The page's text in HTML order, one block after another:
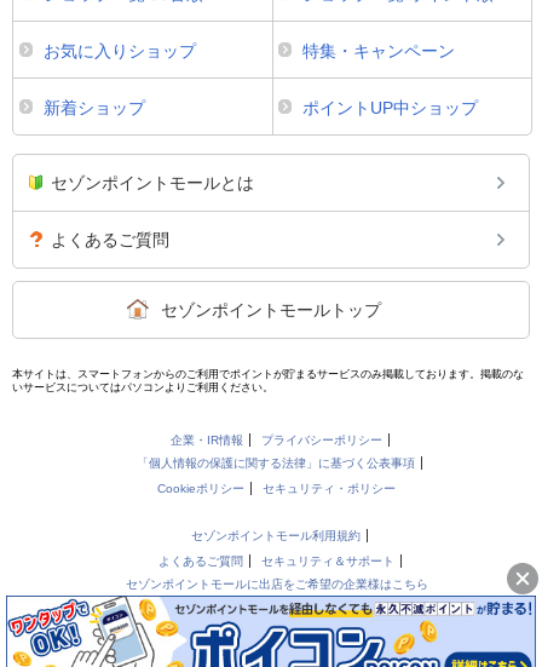
お気に入りショップ 特集・キャンペーン
新着ショップ ポイントUP中ショップ
セゾンポイントモールとは
よくあるご質問
セゾンポイントモールトップ
本サイトは、スマートフォンからのご利用でポイントが貯まるサービスのみ掲載しております。掲載のな
いサービスについてはパソコンよりご利用ください。
企業・IR情報
プライバシーポリシー
「個人情報の保護に関する法律」に基づく公表事項
Cookieポリシー
セキュリティ・ポリシー
セゾンポイントモール利用規約
よくあるご質問
セキュリティ＆サポート
セゾンポイントモールに出店をご希望の企業様はこちら